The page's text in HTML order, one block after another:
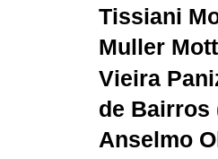
Tissiani
Muller
Vieira
de Bairros
Anselmo